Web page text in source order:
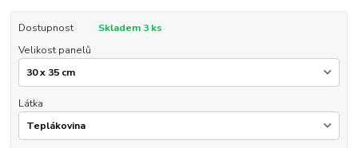
Dostupnost
Skladem 3 ks
Velikost panelů
Látka